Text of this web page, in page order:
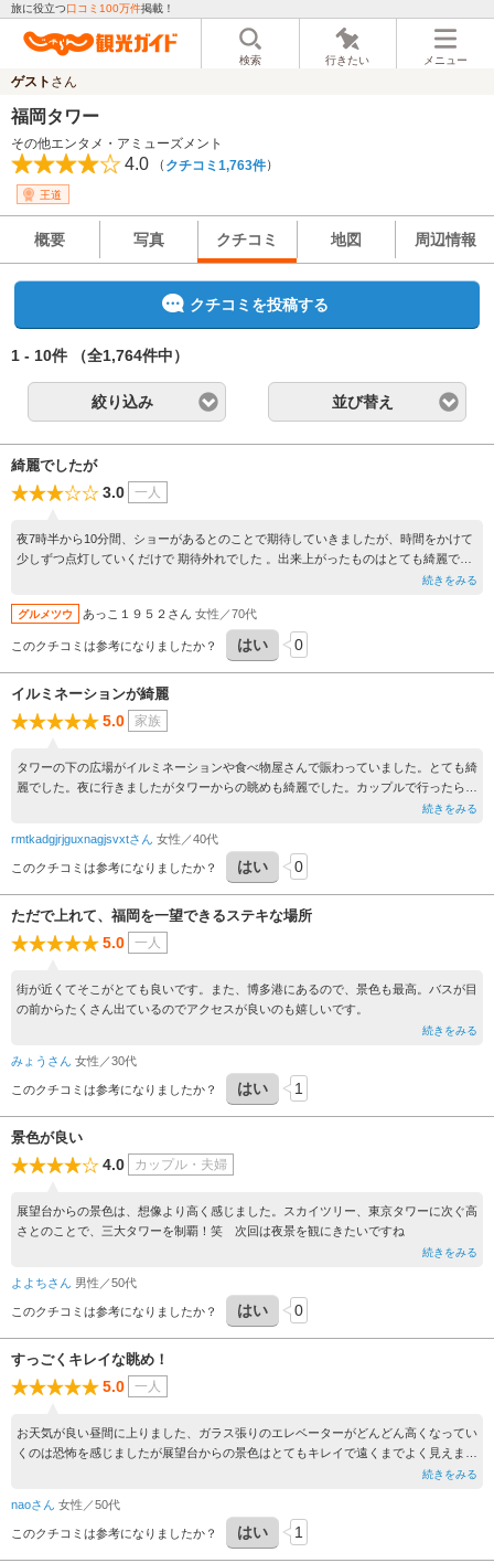
旅に役立つ口コミ100万件掲載！
検索 行きたい メニュー
ゲスト さん
福岡タワー
その他エンタメ・アミューズメント
4.0 （ クチコミ1,763件）
王道
概要 写真 クチコミ 地図 周辺情報
クチコミを投稿する
1 - 10件 （全1,764件中）
絞り込み 並び替え
綺麗でしたが
3.0 一人
夜7時半から10分間、ショーがあるとのことで期待していきましたが、時間をかけて
少しずつ点灯していくだけで 期待外れでした 。出来上がったものはとても綺麗でし
続きをみる
グルメツウ あっこ１９５２さん 女性／70代
このクチコミは参考になりましたか？ はい 0
イルミネーションが綺麗
5.0 家族
タワーの下の広場がイルミネーションや食べ物屋さんで賑わっていました。とても綺
麗でした。夜に行きましたがタワーからの眺めも綺麗でした。カップルで行ったら素
続きをみる
rmtkadgjrjguxnagjsvxtさん 女性／40代
このクチコミは参考になりましたか？ はい 0
ただで上れて、福岡を一望できるステキな場所
5.0 一人
街が近くてそこがとても良いです。また、博多港にあるので、景色も最高。バスが目
の前からたくさん出ているのでアクセスが良いのも嬉しいです。
続きをみる
みょうさん 女性／30代
このクチコミは参考になりましたか？ はい 1
景色が良い
4.0 カップル・夫婦
展望台からの景色は、想像より高く感じました。スカイツリー、東京タワーに次ぐ高
さとのことで、三大タワーを制覇！笑 次回は夜景を観にきたいですね
続きをみる
よよちさん 男性／50代
このクチコミは参考になりましたか？ はい 0
すっごくキレイな眺め！
5.0 一人
お天気が良い昼間に上りました、ガラス張りのエレベーターがどんどん高くなってい
くのは恐怖を感じましたが展望台からの景色はとてもキレイで遠くまでよく見えまし
続きをみる
naoさん 女性／50代
このクチコミは参考になりましたか？ はい 1